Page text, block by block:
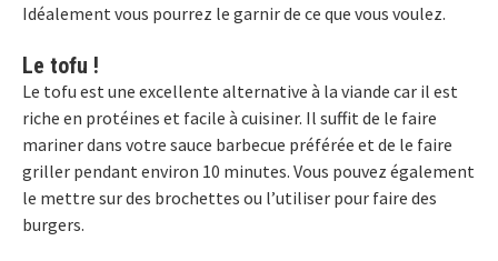
Idéalement vous pourrez le garnir de ce que vous voulez.
Le tofu !
Le tofu est une excellente alternative à la viande car il est
riche en protéines et facile à cuisiner. Il suffit de le faire
mariner dans votre sauce barbecue préférée et de le faire
griller pendant environ 10 minutes. Vous pouvez également
le mettre sur des brochettes ou l’utiliser pour faire des
burgers.